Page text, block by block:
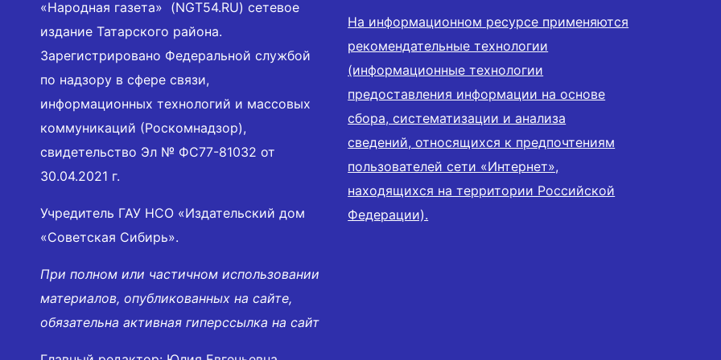
«Народная газета» (NGT54.RU) сетевое
издание Татарского района.
Зарегистрировано Федеральной службой
по надзору в сфере связи,
информационных технологий и массовых
коммуникаций (Роскомнадзор),
свидетельство Эл № ФС77-81032 от
30.04.2021 г.
Учредитель ГАУ НСО «Издательский дом
«Советская Сибирь».
При полном или частичном использовании
материалов, опубликованных на сайте,
обязательна активная гиперссылка на сайт
На информационном ресурсе применяются
рекомендательные технологии
(информационные технологии
предоставления информации на основе
сбора, систематизации и анализа
сведений, относящихся к предпочтениям
пользователей сети «Интернет»,
находящихся на территории Российской
Федерации).